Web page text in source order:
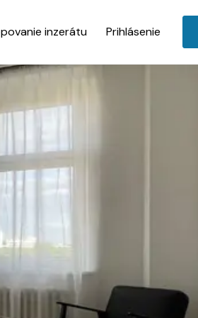
inzerátu Prihlásenie